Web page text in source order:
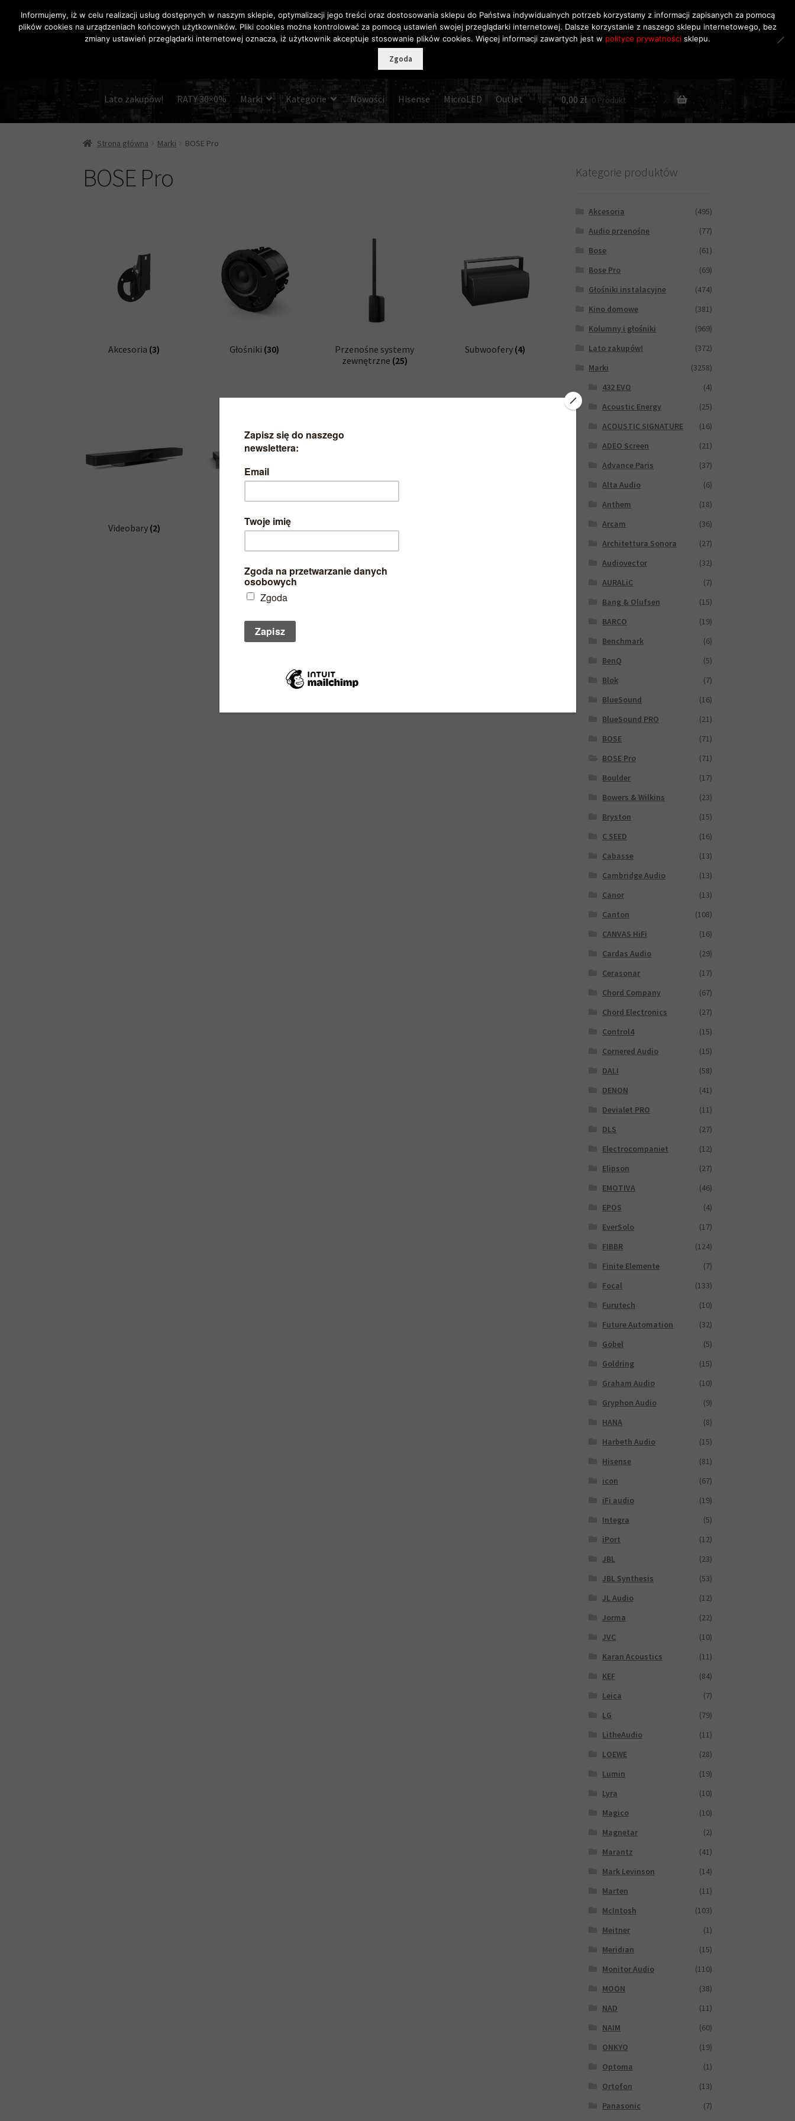
Przejdź
do
Przejdź
do
Szukaj:
Szukaj
Lato zakupów! RATY 30×0% Marki Kategorie Nowości Hisense MicroLED Outlet 0,00 zł 0 Produkt
Strona główna Marki BOSE Pro
BOSE Pro
Akcesoria (3) Głośniki (30)
Przenośne systemy
zewnętrzne (25)
Subwoofery (4)
Videobary (2) Wzmacniacze(6) Zestawy(3)
Kategorie produktów
Akcesoria
(495)
Audio przenośne
(77)
Bose
(61)
Bose Pro
(69)
Głośniki instalacyjne
(474)
Kino domowe
(381)
Kolumny i głośniki
(969)
Lato zakupów!
(372)
Marki
(3258)
432 EVO
(4)
Acoustic Energy
(25)
ACOUSTIC SIGNATURE
(16)
ADEO Screen
(21)
Advance Paris
(37)
Alta Audio
(6)
Anthem
(18)
Arcam
(36)
Architettura Sonora
(27)
Audiovector
(32)
AURALiC
(7)
Bang & Olufsen
(15)
BARCO
(19)
Benchmark
(6)
BenQ
(5)
Blok
(7)
BlueSound
(16)
BlueSound PRO
(21)
BOSE
(71)
BOSE Pro
(71)
Boulder
(17)
Bowers & Wilkins
(23)
Bryston
(15)
C SEED
(16)
Cabasse
(13)
Cambridge Audio
(13)
Canor
(13)
Canton
(108)
CANVAS HiFi
(16)
Cardas Audio
(29)
Cerasonar
(17)
Chord Company
(67)
Chord Electronics
(27)
Control4
(15)
Cornered Audio
(15)
DALI
(58)
DENON
(41)
Devialet PRO
(11)
DLS
(27)
Electrocompaniet
(12)
Elipson
(27)
EMOTIVA
(46)
EPOS
(4)
EverSolo
(17)
FIBBR
(124)
Finite Elemente
(7)
Focal
(133)
Furutech
(10)
Future Automation
(32)
Göbel
(5)
Goldring
(15)
Graham Audio
(10)
Gryphon Audio
(9)
HANA
(8)
Harbeth Audio
(15)
Hisense
(81)
icon
(67)
iFi audio
(19)
Integra
(5)
iPort
(12)
JBL
(23)
JBL Synthesis
(53)
JL Audio
(12)
Jorma
(22)
JVC
(10)
Karan Acoustics
(11)
KEF
(84)
Leica
(7)
LG
(79)
LitheAudio
(11)
LOEWE
(28)
Lumin
(19)
Lyra
(10)
Magico
(10)
Magnetar
(2)
Marantz
(41)
Mark Levinson
(14)
Marten
(11)
McIntosh
(103)
Meitner
(1)
Meridian
(15)
Monitor Audio
(110)
MOON
(38)
NAD
(11)
NAIM
(60)
ONKYO
(19)
Optoma
(1)
Ortofon
(13)
Panasonic
(7)
Informujemy, iż w celu realizacji usług dostępnych w naszym sklepie, optymalizacji jego treści oraz dostosowania sklepu do Państwa indywidualnych potrzeb korzystamy z informacji zapisanych za pomocą
plików cookies na urządzeniach końcowych użytkowników. Pliki cookies można kontrolować za pomocą ustawień swojej przeglądarki internetowej. Dalsze korzystanie z naszego sklepu internetowego, bez
zmiany ustawień przeglądarki internetowej oznacza, iż użytkownik akceptuje stosowanie plików cookies. Więcej informacji zawartych jest w polityce prywatności sklepu.
Zgoda